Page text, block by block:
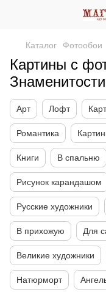
Каталог Фотообои
Картины с
Знаменитости
Арт Лофт
Романтика
Книги В спальню
Рисунок карандашом
Русские художники
В прихожую Для
Великие художники
Натюрморт